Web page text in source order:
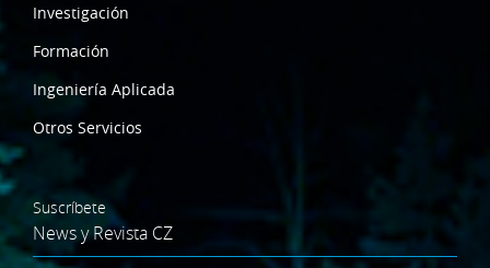
Investigación
Formación
Ingeniería Aplicada
Otros Servicios
Suscríbete
News y Revista CZ